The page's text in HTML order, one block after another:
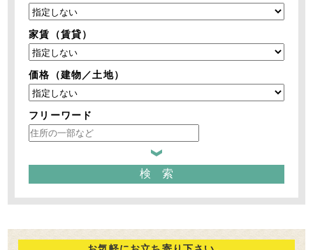
家賃（賃貸）
価格（建物／土地）
フリーワード